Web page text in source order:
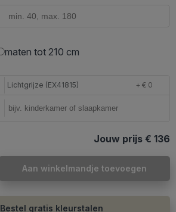
maten tot 210 cm
Lichtgrijze (EX41815)
+ € 0
Jouw prijs € 136
Aan winkelmandje toevoegen
Bestel gratis kleurstalen